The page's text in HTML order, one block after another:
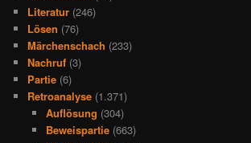
Literatur (246)
Lösen (76)
Märchenschach (233)
Nachruf (3)
Partie (6)
Retroanalyse (1.371)
Auflösung (304)
Beweispartie(663)